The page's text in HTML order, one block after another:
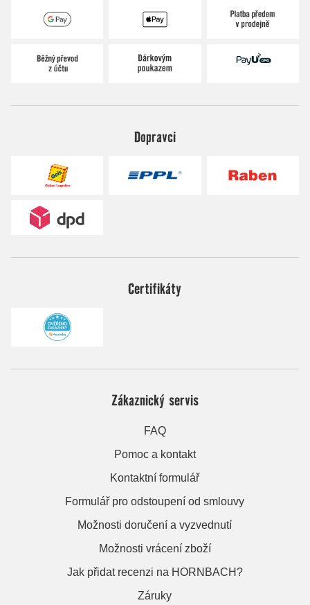
Dopravci
Certifikáty
Zákaznický servis
FAQ
Pomoc a kontakt
Kontaktní formulář
Formulář pro odstoupení od smlouvy
Možnosti doručení a vyzvednutí
Možnosti vrácení zboží
Jak přidat recenzi na HORNBACH?
Záruky